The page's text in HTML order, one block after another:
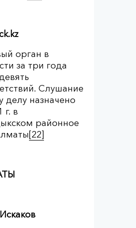
орган в
за три года
Слушание
делу назначено
г. в
районное
[22]